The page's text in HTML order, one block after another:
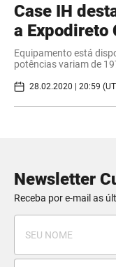
Case IH
a Expodireto
Equipamento está
potências variam de
28.02.2020 | 20:59
Newsletter
Receba por e-mail as